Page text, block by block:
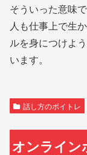
そういった意味
人も仕事上で生
ルを身につけよ
います。
話し方のボイトレ
オンライン